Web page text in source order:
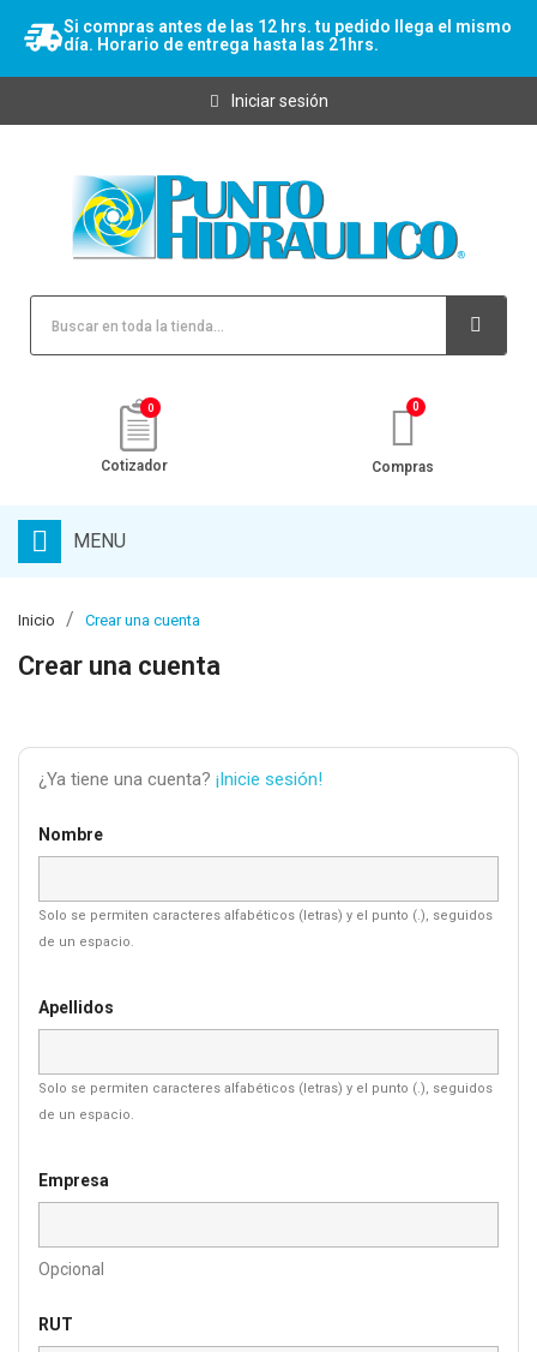
Si compras antes de las 12 hrs. tu pedido llega el mismo
día. Horario de entrega hasta las 21hrs.
Iniciar sesión
0
Cotizador Compras
MENU
Inicio Crear una cuenta
Crear una cuenta
¿Ya tiene una cuenta? ¡Inicie sesión!
Nombre
Solo se permiten caracteres alfabéticos (letras) y el punto (.), seguidos
de un espacio.
Apellidos
Solo se permiten caracteres alfabéticos (letras) y el punto (.), seguidos
de un espacio.
Empresa
Opcional
RUT